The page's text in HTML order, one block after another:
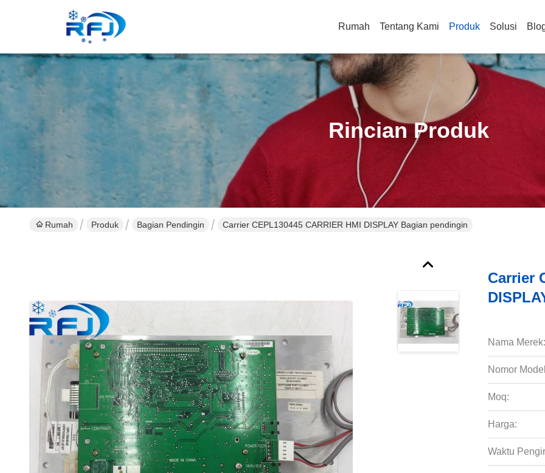
Rumah Tentang Kami Produk Solusi
Rincian Produk
Rumah Produk Bagian Pendingin Carrier CEPL130445 CARRIER HMI DISPLAY Bagian pendingin
Carrier
Nama Merek:
Nomor
Moq:
Harga:
Waktu